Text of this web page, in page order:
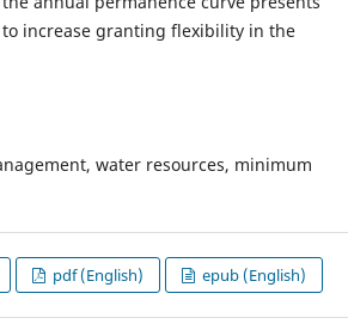
increase granting flexibility in the
water resources, minimum
pdf (English) epub (English)